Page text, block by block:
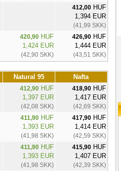
412,00HUF
1,394 EUR
(41,99 SKK)
420,90HUF
1,424 EUR
(42,90 SKK)
426,90HUF
1,444 EUR
(43,51 SKK)
Natural 95 Nafta
412,90HUF
1,397 EUR
(42,08 SKK)
418,90HUF
1,417 EUR
(42,69 SKK)
411,90HUF
1,393 EUR
(41,98 SKK)
417,90HUF
1,414 EUR
(42,59 SKK)
411,90HUF
1,393 EUR
(41,98 SKK)
415,90HUF
1,407 EUR
(42,39 SKK)